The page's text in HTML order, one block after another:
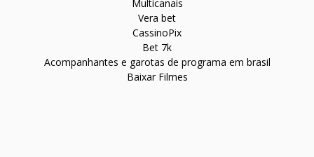
Multicanais
Vera bet
CassinoPix
Bet 7k
Acompanhantes e garotas de programa em brasil
Baixar Filmes